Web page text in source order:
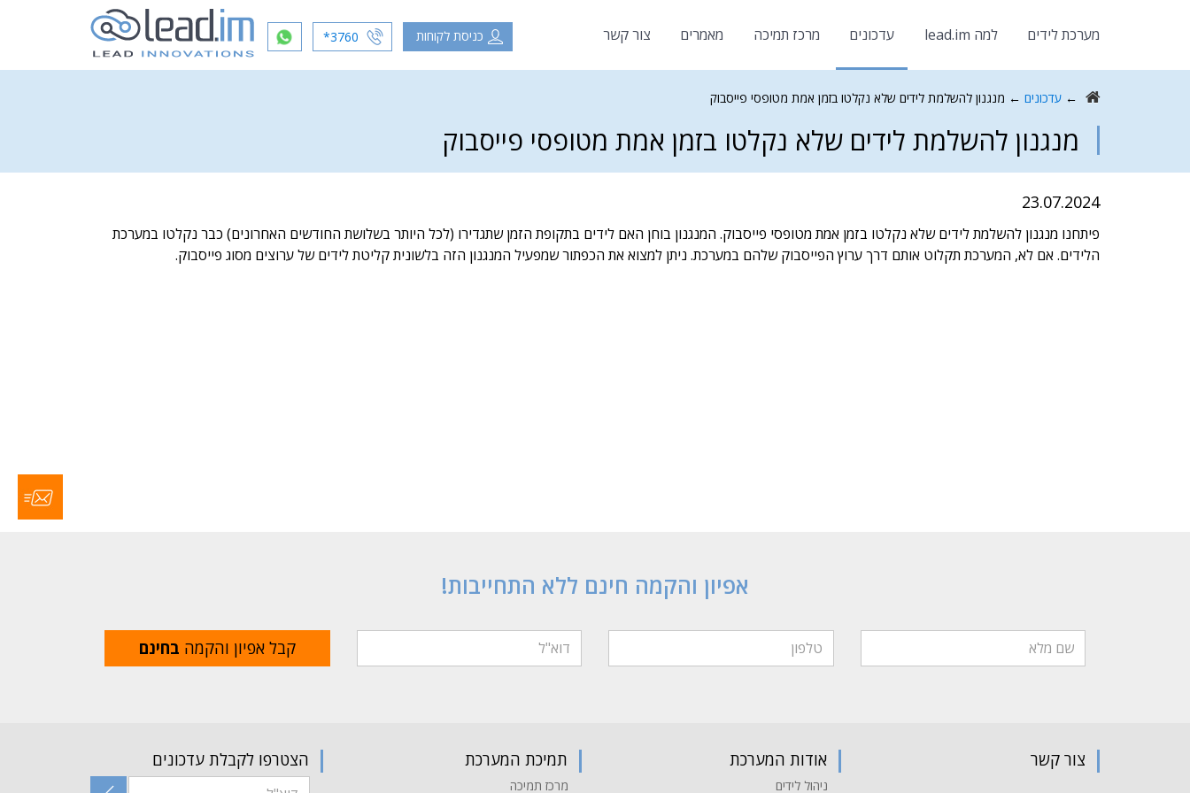
מערכת לידים למה lead.im עדכונים מרכז תמיכה מאמרים צור קשר כניסת לקוחות *3760
← עדכונים ← מנגנון להשלמת לידים שלא נקלטו בזמן אמת מטופסי פייסבוק
מנגנון להשלמת לידים שלא נקלטו בזמן אמת מטופסי פייסבוק
23.07.2024
פיתחנו מנגנון להשלמת לידים שלא נקלטו בזמן אמת מטופסי פייסבוק. המנגנון בוחן האם לידים בתקופת הזמן שתגדירו (לכל היותר בשלושת החודשים האחרונים) כבר נקלטו במערכת
הלידים. אם לא, המערכת תקלוט אותם דרך ערוץ הפייסבוק שלהם במערכת. ניתן למצוא את הכפתור שמפעיל המנגנון הזה בלשונית קליטת לידים של ערוצים מסוג פייסבוק.
אפיון והקמה חינם ללא התחייבות!
קבל אפיון והקמה בחינם
צור קשר אודות המערכת
ניהול לידים
תמיכת המערכת
מרכז תמיכה
הצטרפו לקבלת עדכונים